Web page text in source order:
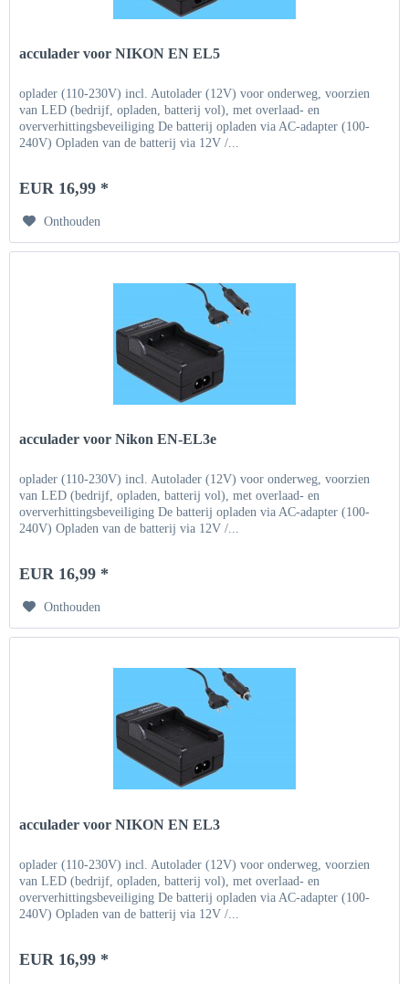
acculader voor NIKON EN EL5
oplader (110-230V) incl. Autolader (12V) voor onderweg, voorzien
van LED (bedrijf, opladen, batterij vol), met overlaad- en
oververhittingsbeveiliging De batterij opladen via AC-adapter (100-
240V) Opladen van de batterij via 12V /...
EUR 16,99 *
Onthouden
acculader voor Nikon EN-EL3e
oplader (110-230V) incl. Autolader (12V) voor onderweg, voorzien
van LED (bedrijf, opladen, batterij vol), met overlaad- en
oververhittingsbeveiliging De batterij opladen via AC-adapter (100-
240V) Opladen van de batterij via 12V /...
EUR 16,99 *
Onthouden
acculader voor NIKON EN EL3
oplader (110-230V) incl. Autolader (12V) voor onderweg, voorzien
van LED (bedrijf, opladen, batterij vol), met overlaad- en
oververhittingsbeveiliging De batterij opladen via AC-adapter (100-
240V) Opladen van de batterij via 12V /...
EUR 16,99 *